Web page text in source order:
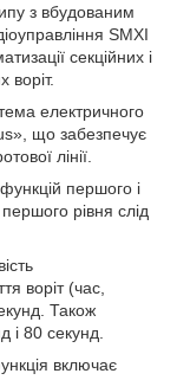
з вбудованим
SMXI
секційних і
воріт.
електричного
що забезпечує
лінії.
першого і
рівня слід
воріт (час,
Також
80 секунд.
включає